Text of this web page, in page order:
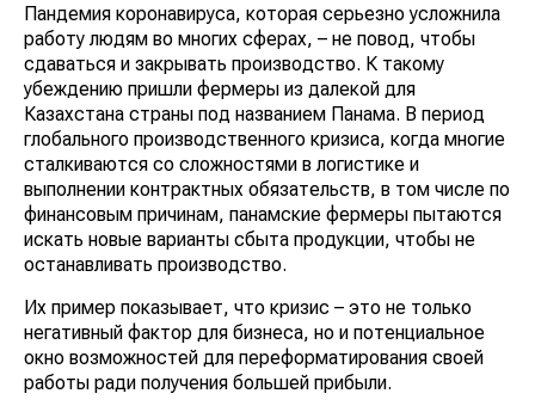
Пандемия коронавируса, которая серьезно усложнила
работу людям во многих сферах, – не повод, чтобы
сдаваться и закрывать производство. К такому
убеждению пришли фермеры из далекой для
Казахстана страны под названием Панама. В период
глобального производственного кризиса, когда многие
сталкиваются со сложностями в логистике и
выполнении контрактных обязательств, в том числе по
финансовым причинам, панамские фермеры пытаются
искать новые варианты сбыта продукции, чтобы не
останавливать производство.
Их пример показывает, что кризис – это не только
негативный фактор для бизнеса, но и потенциальное
окно возможностей для переформатирования своей
работы ради получения большей прибыли.